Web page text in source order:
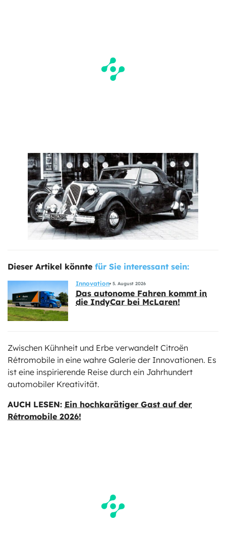
Dieser Artikel könnte für Sie interessant sein:
Innovation 5. August 2026
Das autonome Fahren kommt in
die IndyCar bei McLaren!
Zwischen Kühnheit und Erbe verwandelt Citroën
Rétromobile in eine wahre Galerie der Innovationen. Es
ist eine inspirierende Reise durch ein Jahrhundert
automobiler Kreativität.
AUCH LESEN: Ein hochkarätiger Gast auf der
Rétromobile 2026!